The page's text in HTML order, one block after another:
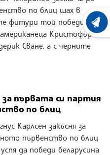
по блиц шах в
фитури той победи
Кристофър
Сване, а с черните
за първата си партия
по блиц
Карлсен закъсня за
първенство по блиц
да победи беларусина